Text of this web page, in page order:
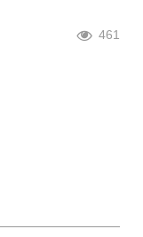
461